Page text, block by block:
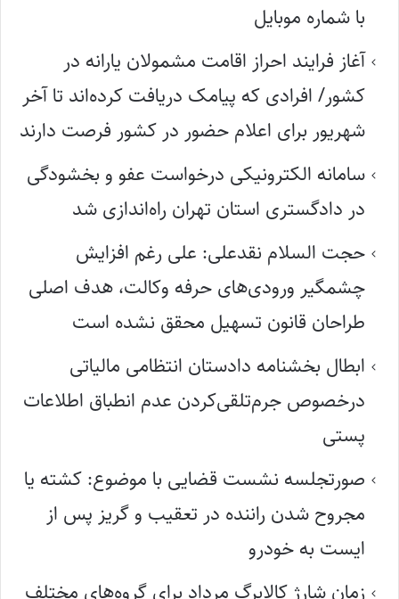
با شماره موبایل
آغاز فرایند احراز اقامت مشمولان یارانه در
کشور/ افرادی که پیامک دریافت کرده‌اند تا آخر
شهریور برای اعلام حضور در کشور فرصت دارند
سامانه الکترونیکی درخواست عفو و بخشودگی
در دادگستری استان تهران راه‌اندازی شد
حجت السلام نقدعلی: علی رغم افزایش
چشمگیر ورودی‌های حرفه وکالت، هدف اصلی
طراحان قانون تسهیل محقق نشده است
ابطال بخشنامه دادستان انتظامی مالیاتی
درخصوص جرم‌تلقی‌کردن عدم انطباق اطلاعات
پستی
صورتجلسه نشست قضایی با موضوع: کشته یا
مجروح شدن راننده در تعقیب و گریز پس از
ایست به خودرو
زمان شارژ کالابرگ مرداد برای گروه‌های مختلف